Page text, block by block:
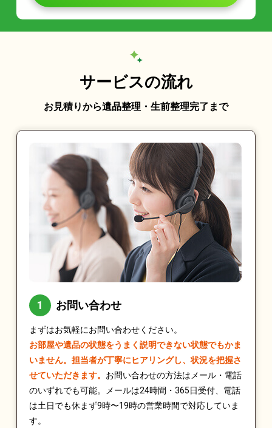
サービスの流れ
お見積りから遺品整理・生前整理完了まで
お問い合わせ
まずはお気軽にお問い合わせください。
お部屋や遺品の状態をうまく説明できない状態でもかま
いません。担当者が丁寧にヒアリングし、状況を把握さ
せていただきます。 お問い合わせの方法はメール・電話
のいずれでも可能。メールは24時間・365日受付、電話
は土日でも休まず9時〜19時の営業時間で対応していま
す。